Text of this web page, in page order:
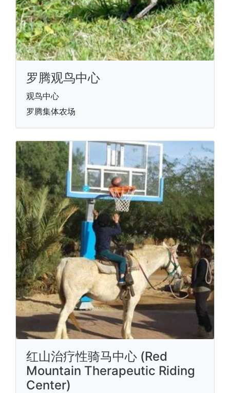
罗腾观鸟中心
观鸟中心
罗腾集体农场
红山治疗性骑马中心 (Red
Mountain Therapeutic Riding
Center)